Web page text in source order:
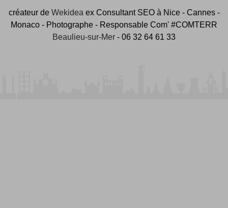
créateur de Wekidea ex Consultant SEO à Nice - Cannes -
Monaco - Photographe - Responsable Com' #COMTERR
Beaulieu-sur-Mer - 06 32 64 61 33